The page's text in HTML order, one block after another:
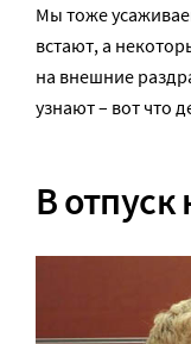
Мы тоже
встают, а
на внешние
узнают – вот что
В отпуск